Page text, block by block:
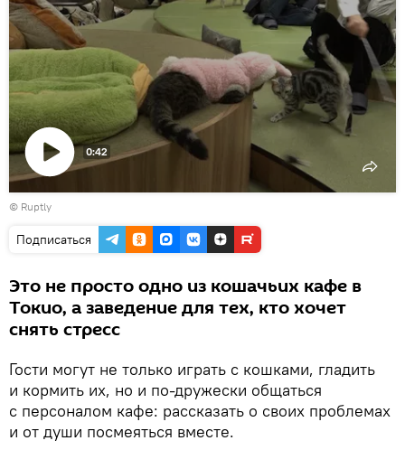
Воспроизвести
видео
0:42
© Ruptly
Подписаться
Это не просто одно из кошачьих кафе в
Токио, а заведение для тех, кто хочет
снять стресс
Гости могут не только играть с кошками, гладить
и кормить их, но и по-дружески общаться
с персоналом кафе: рассказать о своих проблемах
и от души посмеяться вместе.